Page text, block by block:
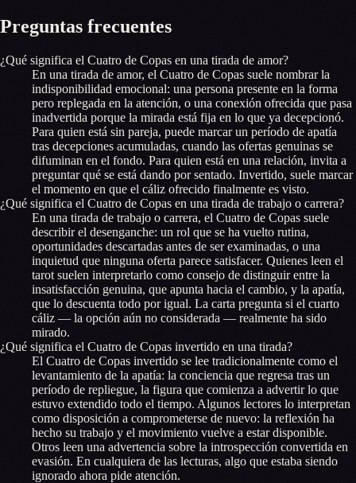
Preguntas frecuentes
¿Qué significa el Cuatro de Copas en una tirada de amor?
En una tirada de amor, el Cuatro de Copas suele nombrar la
indisponibilidad emocional: una persona presente en la forma
pero replegada en la atención, o una conexión ofrecida que pasa
inadvertida porque la mirada está fija en lo que ya decepcionó.
Para quien está sin pareja, puede marcar un período de apatía
tras decepciones acumuladas, cuando las ofertas genuinas se
difuminan en el fondo. Para quien está en una relación, invita a
preguntar qué se está dando por sentado. Invertido, suele marcar
el momento en que el cáliz ofrecido finalmente es visto.
¿Qué significa el Cuatro de Copas en una tirada de trabajo o carrera?
En una tirada de trabajo o carrera, el Cuatro de Copas suele
describir el desenganche: un rol que se ha vuelto rutina,
oportunidades descartadas antes de ser examinadas, o una
inquietud que ninguna oferta parece satisfacer. Quienes leen el
tarot suelen interpretarlo como consejo de distinguir entre la
insatisfacción genuina, que apunta hacia el cambio, y la apatía,
que lo descuenta todo por igual. La carta pregunta si el cuarto
cáliz — la opción aún no considerada — realmente ha sido
mirado.
¿Qué significa el Cuatro de Copas invertido en una tirada?
El Cuatro de Copas invertido se lee tradicionalmente como el
levantamiento de la apatía: la conciencia que regresa tras un
período de repliegue, la figura que comienza a advertir lo que
estuvo extendido todo el tiempo. Algunos lectores lo interpretan
como disposición a comprometerse de nuevo: la reflexión ha
hecho su trabajo y el movimiento vuelve a estar disponible.
Otros leen una advertencia sobre la introspección convertida en
evasión. En cualquiera de las lecturas, algo que estaba siendo
ignorado ahora pide atención.